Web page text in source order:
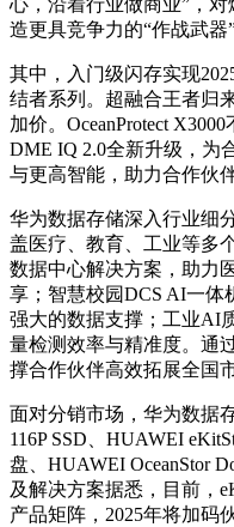
心，沿着行业做商业”，
造更具竞争力的“作战武器”
其中，入门级闪存实现
结者系列。超融合王者归
加价。OceanProtect
DME IQ 2.0全新升级，为
与更高智能，助力合作伙
华为数据存储深入行业细
盖医疗、教育、工业等多
数据中心解决方案，助力
享；智慧校园DCS AI一体
强大的数据支撑；工业AI
量检测效率与精准度。通
撑合作伙伴高效拓展全国
面对分销市场，华为数据
116P SSD、HUAWEI
盘、HUAWEI OceanStor
及解决方案据悉，目前，
产品矩阵，2025年将加码